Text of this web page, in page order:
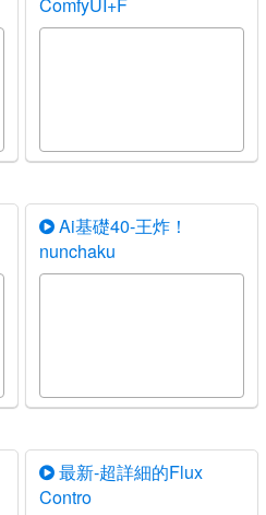
Ai基礎40-王炸！
nunchaku
最新-超詳細的Flux
Contro